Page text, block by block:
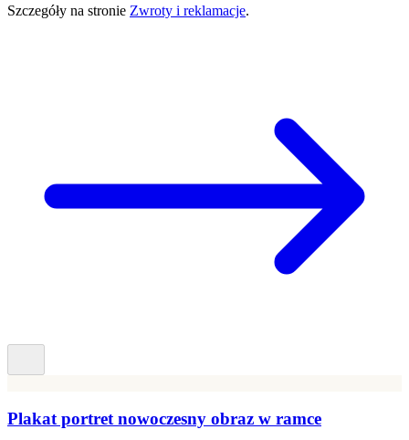
Szczegóły na stronie Zwroty i reklamacje.
Plakat portret nowoczesny obraz w ramce